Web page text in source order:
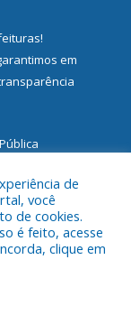
!
em
Municipal de
de
você
de cookies.
é feito, acesse
clique em